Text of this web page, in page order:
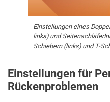
Einstellungen eines
links) und
Schiebern (links) und T-
Einstellungen für
Rückenproblemen